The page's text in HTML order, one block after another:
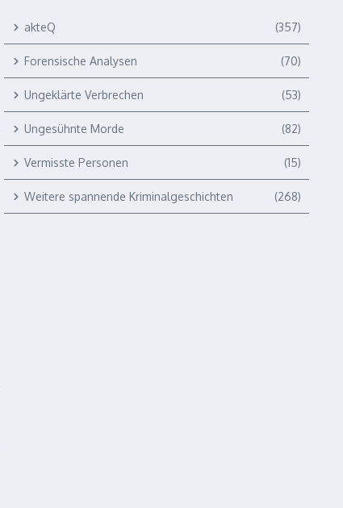
akteQ (357)
Forensische Analysen (70)
Ungeklärte Verbrechen (53)
Ungesühnte Morde (82)
Vermisste Personen (15)
Weitere spannende Kriminalgeschichten (268)